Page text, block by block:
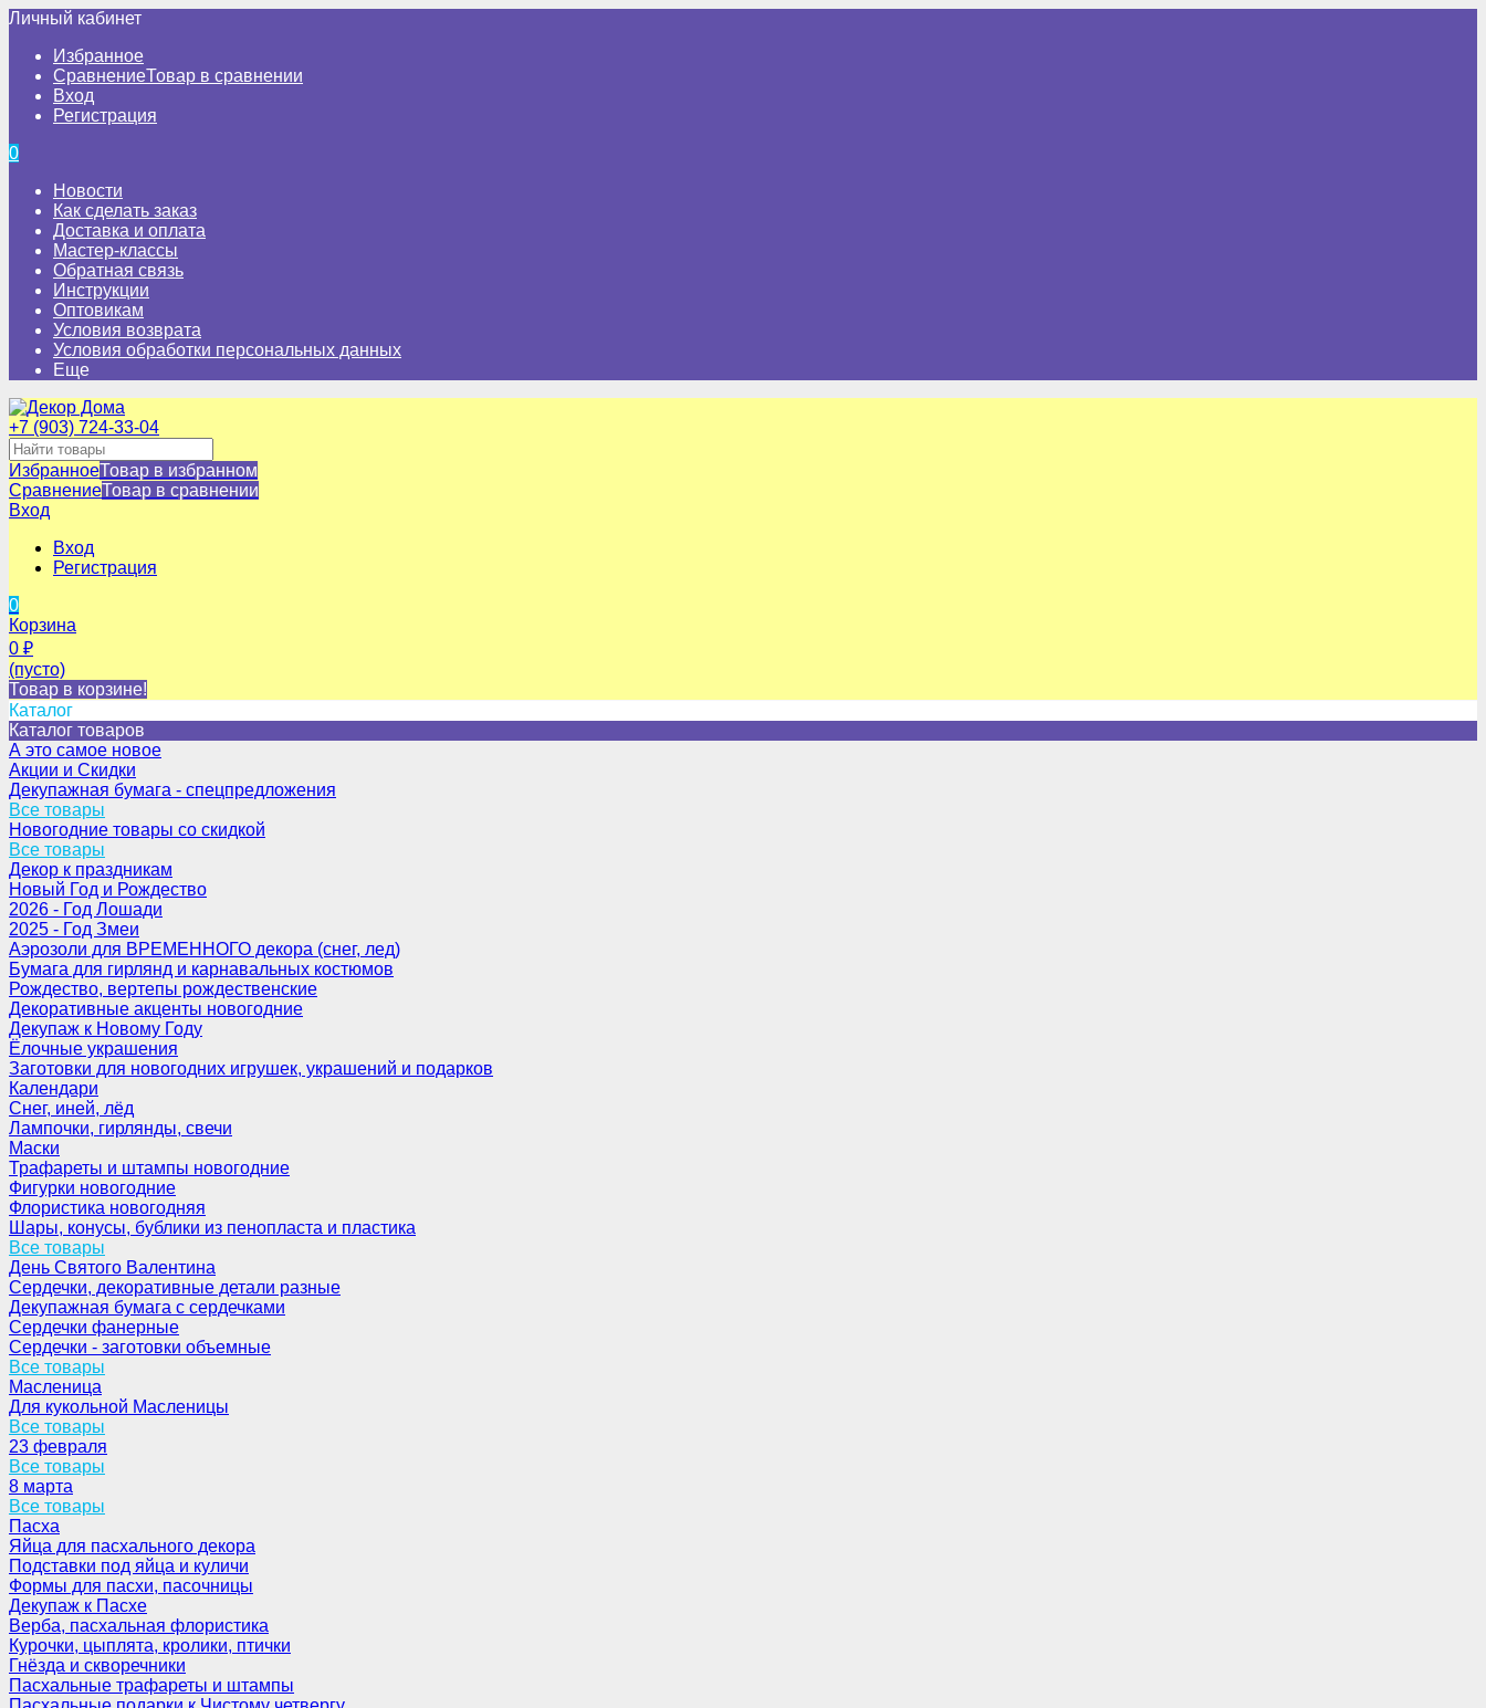
Личный кабинет
Избранное
СравнениеТовар в сравнении
Вход
Регистрация
0
Новости
Как сделать заказ
Доставка и оплата
Мастер-классы
Обратная связь
Инструкции
Оптовикам
Условия возврата
Условия обработки персональных данных
Еще
+7 (903) 724-33-04
ИзбранноеТовар в избранном
СравнениеТовар в сравнении
Вход
Вход
Регистрация
0
Корзина
0 ₽
(пусто)
Товар в корзине!
Каталог
Каталог товаров
А это самое новое
Акции и Скидки
Декупажная бумага - спецпредложения
Все товары
Новогодние товары со скидкой
Все товары
Декор к праздникам
Новый Год и Рождество
2026 - Год Лошади
2025 - Год Змеи
Аэрозоли для ВРЕМЕННОГО декора (снег, лед)
Бумага для гирлянд и карнавальных костюмов
Рождество, вертепы рождественские
Декоративные акценты новогодние
Декупаж к Новому Году
Ёлочные украшения
Заготовки для новогодних игрушек, украшений и подарков
Календари
Снег, иней, лёд
Лампочки, гирлянды, свечи
Маски
Трафареты и штампы новогодние
Фигурки новогодние
Флористика новогодняя
Шары, конусы, бублики из пенопласта и пластика
Все товары
День Святого Валентина
Сердечки, декоративные детали разные
Декупажная бумага с сердечками
Сердечки фанерные
Сердечки - заготовки объемные
Все товары
Масленица
Для кукольной Масленицы
Все товары
23 февраля
Все товары
8 марта
Все товары
Пасха
Яйца для пасхального декора
Подставки под яйца и куличи
Формы для пасхи, пасочницы
Декупаж к Пасхе
Верба, пасхальная флористика
Курочки, цыплята, кролики, птички
Гнёзда и скворечники
Пасхальные трафареты и штампы